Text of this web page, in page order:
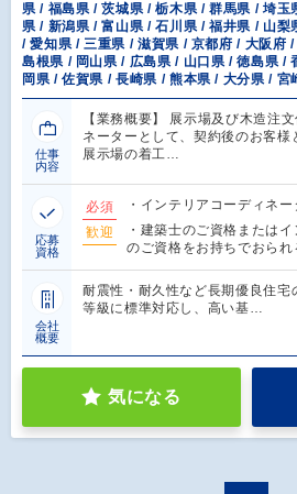
県 / 福島県 / 茨城県 / 栃木県 / 群馬県 / 埼玉
県 / 新潟県 / 富山県 / 石川県 / 福井県 / 山梨
/ 愛知県 / 三重県 / 滋賀県 / 京都府 / 大阪府
島根県 / 岡山県 / 広島県 / 山口県 / 徳島県 /
岡県 / 佐賀県 / 長崎県 / 熊本県 / 大分県 / 宮
仕事
内容
【業務概要】 展示場及び木造注
ネーターとして、契約後のお客
展示場の着工…
応募
資格
必須
・インテリアコーディネ
歓迎
・建築士のご資格または
のご資格をお持ちでおられ
会社
概要
耐震性・耐久性など長期優良住
等級に標準対応し、高い基…
気になる